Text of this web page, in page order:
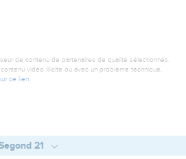
de contenu de partenaires de qualité sélectionnés.
vidéo illicite ou avec un problème technique,
ce lien
21